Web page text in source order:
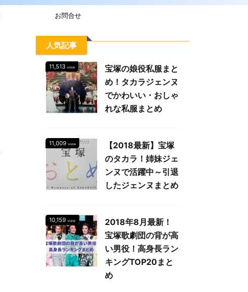
お問合せ
人気記事
11,513 view
宝塚の娘役私服まと
め！タカラジェンヌ
でかわいい・おしゃ
れな私服まとめ
11,009 view
【2018最新】宝塚
のタカラ！姉妹ジェ
ンヌで活躍中～引退
したジェンヌまとめ
10,159 view
2018年8月最新！
宝塚歌劇団の背が高
い男役！高身長ラン
キングTOP20まと
め